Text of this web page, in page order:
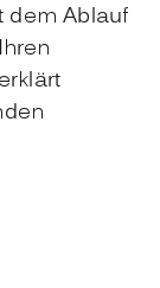
dem Ablauf